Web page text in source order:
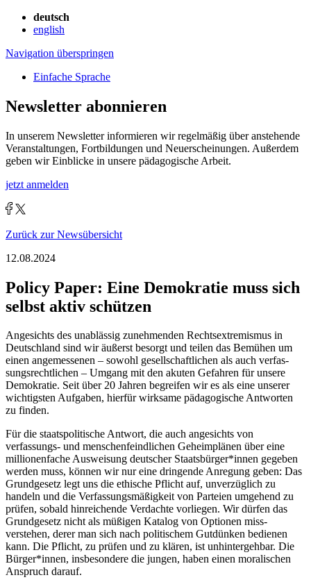
deutsch
english
Navigation überspringen
Einfache Sprache
Newsletter abonnieren
In unserem Newsletter informieren wir regelmäßig über anstehende
Veranstaltungen, Fortbildungen und Neuerscheinungen. Außerdem
geben wir Einblicke in unsere pädagogische Arbeit.
jetzt anmelden
Zurück zur Newsübersicht
12.08.2024
Policy Paper: Eine Demokratie muss sich
selbst aktiv schützen
Angesichts des unablässig zunehmenden Rechts­extremismus in
Deutsch­land sind wir äußerst besorgt und teilen das Bemühen um
einen ange­messenen – sowohl gesell­schaftlichen als auch verfas­
sungs­rechtlichen – Umgang mit den akuten Gefahren für unsere
Demokratie. Seit über 20 Jahren begreifen wir es als eine unserer
wichtigsten Aufgaben, hierfür wirksame pädagogische Antworten
zu finden.
Für die staats­politische Antwort, die auch angesichts von
verfassungs- und menschen­feindlichen Geheim­plänen über eine
millionen­fache Ausweisung deutscher Staats­bürger*innen gegeben
werden muss, können wir nur eine dringende Anregung geben: Das
Grund­gesetz legt uns die ethische Pflicht auf, unver­züglich zu
handeln und die Verfas­sungs­mäßigkeit von Parteien umgehend zu
prüfen, sobald hin­reichende Verdachte vorliegen. Wir dürfen das
Grund­gesetz nicht als müßigen Katalog von Optionen miss­
verstehen, derer man sich nach politischem Gutdünken bedienen
kann. Die Pflicht, zu prüfen und zu klären, ist unhinter­gehbar. Die
Bürger*innen, ins­besondere die jungen, haben einen moralischen
Anspruch darauf.